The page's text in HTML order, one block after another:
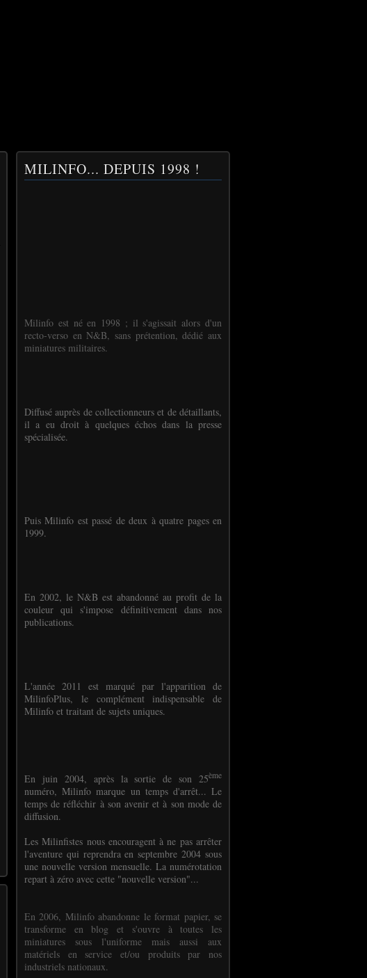
MILINFO... DEPUIS 1998 !
Milinfo est né en 1998 ; il s'agissait alors d'un
recto-verso en N&B, sans prétention, dédié aux
miniatures militaires.
Diffusé auprès de collectionneurs et de détaillants,
il a eu droit à quelques échos dans la presse
spécialisée.
Puis Milinfo est passé de deux à quatre pages en
1999.
En 2002, le N&B est abandonné au profit de la
couleur qui s'impose définitivement dans nos
publications.
L'année 2011 est marqué par l'apparition de
MilinfoPlus, le complément indispensable de
Milinfo et traitant de sujets uniques.
En juin 2004, après la sortie de son 25ème
numéro, Milinfo marque un temps d'arrêt... Le
temps de réfléchir à son avenir et à son mode de
diffusion.
Les Milinfistes nous encouragent à ne pas arrêter
l'aventure qui reprendra en septembre 2004 sous
une nouvelle version mensuelle. La numérotation
repart à zéro avec cette "nouvelle version"...
En 2006, Milinfo abandonne le format papier, se
transforme en blog et s'ouvre à toutes les
miniatures sous l'uniforme mais aussi aux
matériels en service et/ou produits par nos
industriels nationaux.